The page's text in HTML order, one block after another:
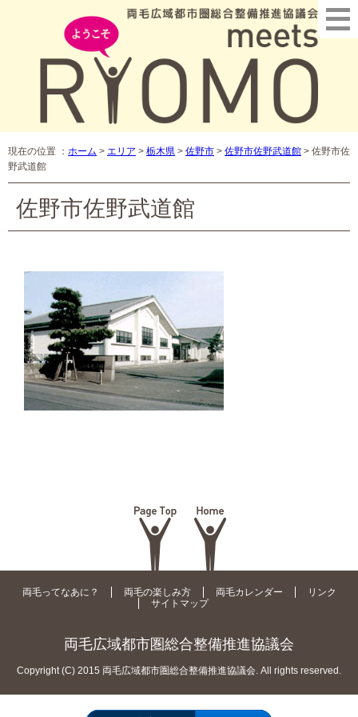
現在の位置 ： ホーム > エリア > 栃木県 > 佐野市 > 佐野市佐野武道館 > 佐野市佐
野武道館
佐野市佐野武道館
両毛ってなあに？ 両毛の楽しみ方 両毛カレンダー
リンク
サイトマップ
両毛広域都市圏総合整備推進協議会
Copyright (C) 2015 両毛広域都市圏総合整備推進協議会. All rights reserved.